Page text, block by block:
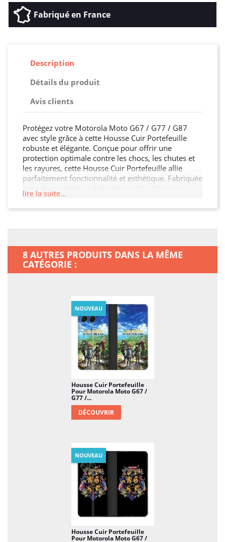
Fabriqué en France
Description
Détails du produit
Avis clients
Protégez votre Motorola Moto G67 / G77 / G87
avec style grâce à cette Housse Cuir Portefeuille
robuste et élégante. Conçue pour offrir une
protection optimale contre les chocs, les chutes et
les rayures, cette Housse Cuir Portefeuille allie
parfaitement fonctionnalité et esthétique. Fabriquée
une durabilité exceptionnelle tout en restant légère
et facile à manipuler. Son design moderne et raffiné
G67 / G77 / G87 sans protection, offrez-lui la
sécurité qu'il mérite !
lire la suite...
8 AUTRES PRODUITS DANS LA MÊME
CATÉGORIE :
Housse Cuir Portefeuille
Pour Motorola Moto G67 /
G77 /...
DÉCOUVRIR
NOUVEAU
Housse Cuir Portefeuille
Pour Motorola Moto G67 /
NOUVEAU